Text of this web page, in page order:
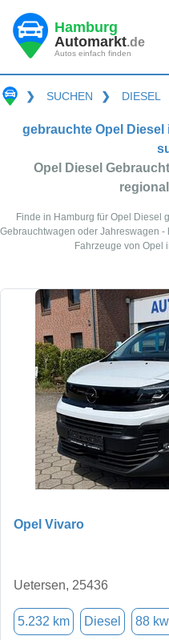
Hamburg
Automarkt.de
Autos einfach finden
❯ SUCHEN ❯ DIESEL
gebrauchte Opel
Opel Diesel
Finde in Hamburg für Opel Diesel
Gebrauchtwagen oder Jahreswagen
Fahrzeuge von Opel
Opel Vivaro
Uetersen, 25436
5.232 km Diesel 88